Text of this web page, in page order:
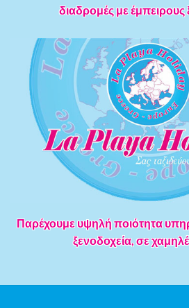
διαδρομές με έμπειρους
Παρέχουμε υψηλή ποιότητα
ξενοδοχεία, σε